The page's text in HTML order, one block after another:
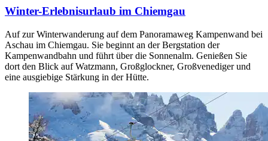
Winter-Erlebnisurlaub im Chiemgau
Auf zur Winterwanderung auf dem Panoramaweg Kampenwand bei
Aschau im Chiemgau. Sie beginnt an der Bergstation der
Kampenwandbahn und führt über die Sonnenalm. Genießen Sie
dort den Blick auf Watzmann, Großglockner, Großvenediger und
eine ausgiebige Stärkung in der Hütte.